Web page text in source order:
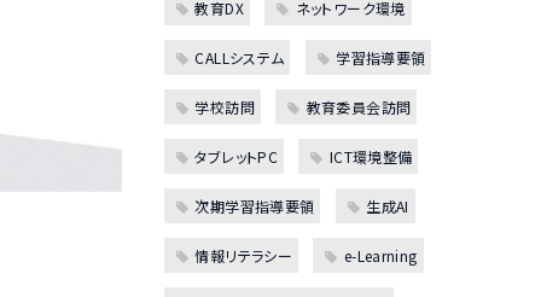
教育DX ネットワーク環境
CALLシステム 学習指導要領
学校訪問 教育委員会訪問
タブレットPC ICT環境整備
次期学習指導要領 生成AI
情報リテラシー e-Learning